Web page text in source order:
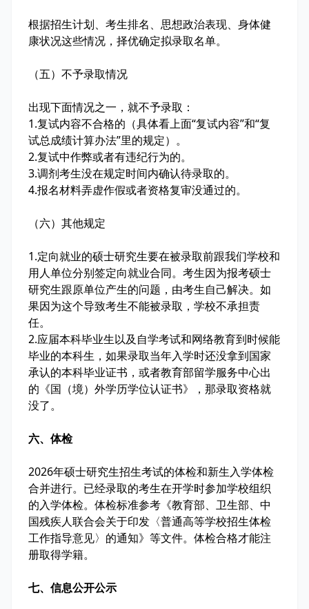
根据招生计划、考生排名、思想政治表现、身体健
康状况这些情况，择优确定拟录取名单。
（五）不予录取情况
出现下面情况之一，就不予录取：
1.复试内容不合格的（具体看上面“复试内容”和“复
试总成绩计算办法”里的规定）。
2.复试中作弊或者有违纪行为的。
3.调剂考生没在规定时间内确认待录取的。
4.报名材料弄虚作假或者资格复审没通过的。
（六）其他规定
1.定向就业的硕士研究生要在被录取前跟我们学校和
用人单位分别签定向就业合同。考生因为报考硕士
研究生跟原单位产生的问题，由考生自己解决。如
果因为这个导致考生不能被录取，学校不承担责
任。
2.应届本科毕业生以及自学考试和网络教育到时候能
毕业的本科生，如果录取当年入学时还没拿到国家
承认的本科毕业证书，或者教育部留学服务中心出
的《国（境）外学历学位认证书》，那录取资格就
没了。
六、体检
2026年硕士研究生招生考试的体检和新生入学体检
合并进行。已经录取的考生在开学时参加学校组织
的入学体检。体检标准参考《教育部、卫生部、中
国残疾人联合会关于印发〈普通高等学校招生体检
工作指导意见〉的通知》等文件。体检合格才能注
册取得学籍。
七、信息公开公示